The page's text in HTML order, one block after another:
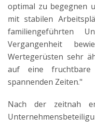
optimal zu begegnen
mit stabilen
familiengeführten
Vergangenheit
Wertegerüsten sehr
auf eine fruchtbare
spannenden Zeiten."
Nach der zeitnah